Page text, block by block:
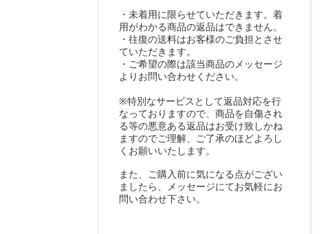
・未着用に限らせていただきます。着
用がわかる商品の返品はできません。
・往復の送料はお客様のご負担とさせ
ていただきます。
・ご希望の際は該当商品のメッセージ
よりお問い合わせください。
※特別なサービスとして返品対応を行
なっておりますので、商品を自傷され
る等の悪意ある返品はお受け致しかね
ますのでご理解、ご了承のほどよろし
くお願いいたします。
また、ご購入前に気になる点がござい
ましたら、メッセージにてお気軽にお
問い合わせ下さい。